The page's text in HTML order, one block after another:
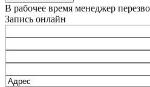
В рабочее время менеджер
Запись онлайн